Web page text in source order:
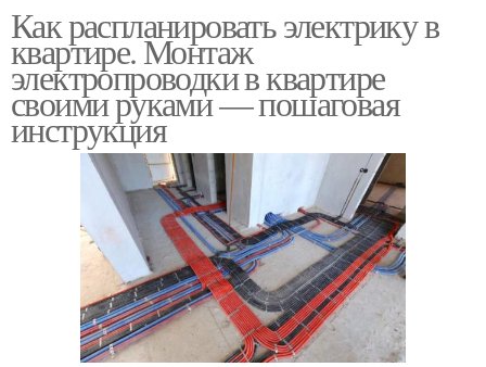
Как распланировать электрику в
квартире. Монтаж
электропроводки в квартире
своими руками — пошаговая
инструкция